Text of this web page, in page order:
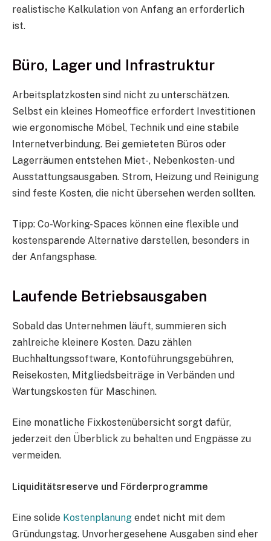
realistische Kalkulation von Anfang an erforderlich
ist.
Büro, Lager und Infrastruktur
Arbeitsplatzkosten sind nicht zu unterschätzen.
Selbst ein kleines Homeoffice erfordert Investitionen
wie ergonomische Möbel, Technik und eine stabile
Internetverbindung. Bei gemieteten Büros oder
Lagerräumen entstehen Miet-, Nebenkosten- und
Ausstattungsausgaben. Strom, Heizung und Reinigung
sind feste Kosten, die nicht übersehen werden sollten.
Tipp: Co-Working-Spaces können eine flexible und
kostensparende Alternative darstellen, besonders in
der Anfangsphase.
Laufende Betriebsausgaben
Sobald das Unternehmen läuft, summieren sich
zahlreiche kleinere Kosten. Dazu zählen
Buchhaltungssoftware, Kontoführungsgebühren,
Reisekosten, Mitgliedsbeiträge in Verbänden und
Wartungskosten für Maschinen.
Eine monatliche Fixkostenübersicht sorgt dafür,
jederzeit den Überblick zu behalten und Engpässe zu
vermeiden.
Liquiditätsreserve und Förderprogramme
Eine solide Kostenplanung endet nicht mit dem
Gründungstag. Unvorhergesehene Ausgaben sind eher